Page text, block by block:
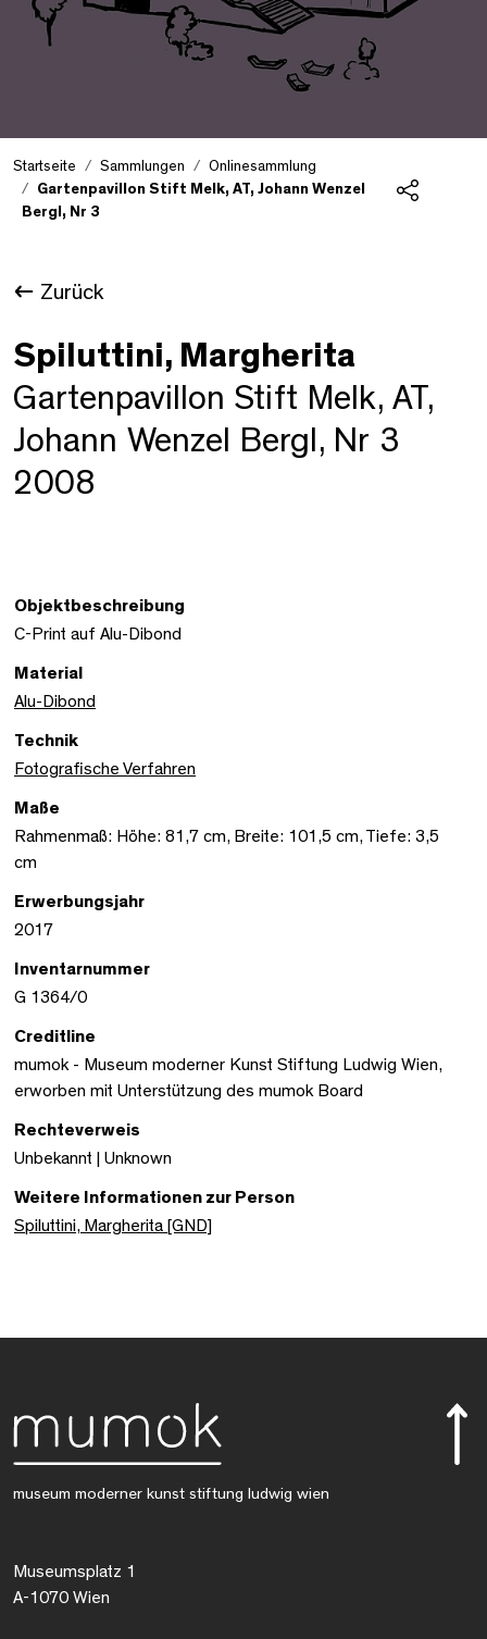
Startseite Sammlungen
Onlinesammlung
Gartenpavillon Stift Melk, AT, Johann Wenzel
Bergl, Nr 3
Zurück
Spiluttini, Margherita
Gartenpavillon Stift Melk, AT,
Johann Wenzel Bergl, Nr 3
2008
Objektbeschreibung
C-Print auf Alu-Dibond
Material
Alu-Dibond
Technik
Fotografische Verfahren
Maße
Rahmenmaß: Höhe: 81,7 cm, Breite: 101,5 cm, Tiefe: 3,5
cm
Erwerbungsjahr
2017
Inventarnummer
G 1364/0
Creditline
mumok - Museum moderner Kunst Stiftung Ludwig Wien,
erworben mit Unterstützung des mumok Board
Rechteverweis
Unbekannt | Unknown
Weitere Informationen zur Person
Spiluttini, Margherita [GND]
museum moderner kunst stiftung ludwig wien
Museumsplatz 1
A-1070 Wien